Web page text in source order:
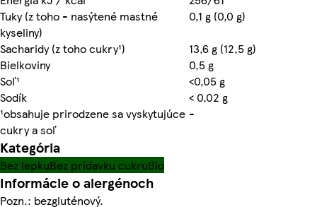
Tuky (z toho - nasýtené mastné
kyseliny)
0,1 g (0,0 g)
Sacharidy (z toho cukry¹)
13,6 g (12,5 g)
Bielkoviny
0,5 g
Soľ¹
<0,05 g
Sodík
< 0,02 g
¹obsahuje prirodzene sa vyskytujúce
cukry a soľ
-
Kategória
Bez lepkuBez prídavku cukruBio
Informácie o alergénoch
Pozn.: bezgluténový.